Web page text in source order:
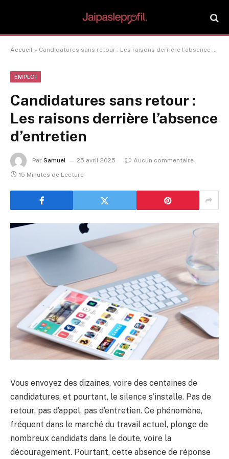
Accueil » Candidatures sans retour : Les raisons derrière l’absence d’entretien
EMPLOI
Candidatures sans retour :
Les raisons derrière l’absence
d’entretien
Par Samuel 25 avril 2025
Aucun commentaire
15 Minutes de Lecture
Vous envoyez des dizaines, voire des centaines de
candidatures, et pourtant, le silence s’installe. Pas de
retour, pas d’appel, pas d’entretien. Ce phénomène,
fréquent dans le marché du travail actuel, plonge de
nombreux candidats dans le doute, voire la
découragement. Pourtant, cette absence de réponse